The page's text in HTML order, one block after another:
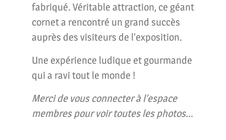
fabriqué. Véritable attraction, ce géant
cornet a rencontré un grand succès
auprès des visiteurs de l’exposition.
Une expérience ludique et gourmande
qui a ravi tout le monde !
Merci de vous connecter à l’espace
membres pour voir toutes les photos...